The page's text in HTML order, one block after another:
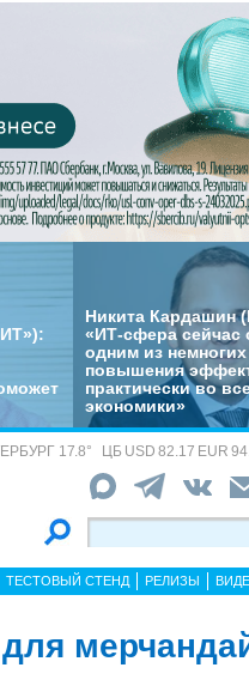
Никита Кардашин
«ИТ-сфера сейчас
одним из
повышения
практически во
экономики»
17.8° ЦБ USD 82.17 EUR
ТЕСТОВЫЙ СТЕНД РЕЛИЗЫ